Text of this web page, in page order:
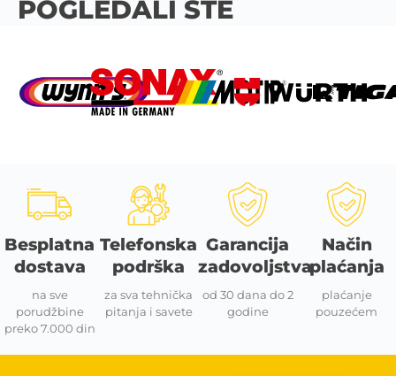
POGLEDALI STE
Besplatna
dostava
na sve
porudžbine
preko 7.000 din
Telefonska
podrška
za sva tehnička
pitanja i savete
Garancija
zadovoljstva
od 30 dana do 2
godine
Način
plaćanja
plaćanje
pouzećem